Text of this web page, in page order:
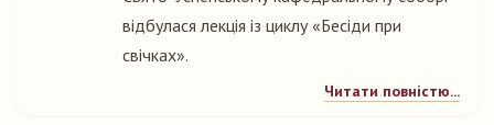
відбулася лекція із циклу «Бесіди при
свічках».
Читати повністю...